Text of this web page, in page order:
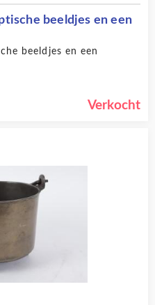
beeldjes en een
beeldjes en een
Verkocht